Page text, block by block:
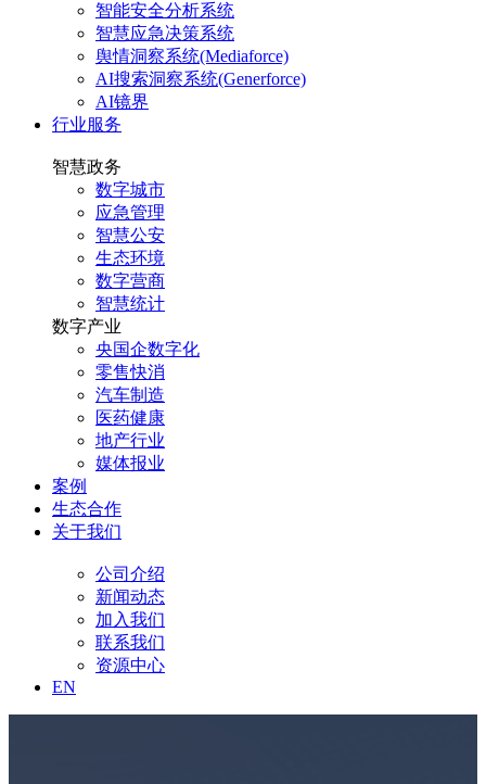
智能安全分析系统
智慧应急决策系统
舆情洞察系统(Mediaforce)
AI搜索洞察系统(Generforce)
AI镜界
行业服务
智慧政务
数字城市
应急管理
智慧公安
生态环境
数字营商
智慧统计
数字产业
央国企数字化
零售快消
汽车制造
医药健康
地产行业
媒体报业
案例
生态合作
关于我们
公司介绍
新闻动态
加入我们
联系我们
资源中心
EN